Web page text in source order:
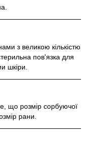
з великою кількістю
пов'язка для
шкіри.
що розмір сорбуючої
рани.